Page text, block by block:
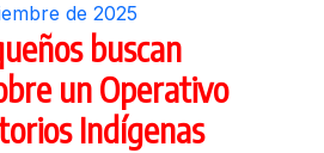
de 2025
buscan
un Operativo
Indígenas